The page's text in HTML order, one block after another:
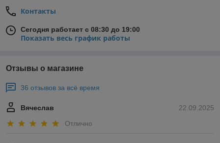
Контакты
Сегодня работает с 08:30 до 19:00
Показать весь график работы
Отзывы о магазине
36 отзывов за всё время
22.09.2025
Вячеслав
Отлично